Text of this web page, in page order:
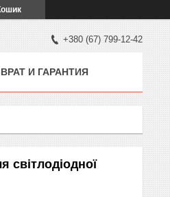
+380 (67) 799-12-42
И ГАРАНТИЯ
світлодіодної